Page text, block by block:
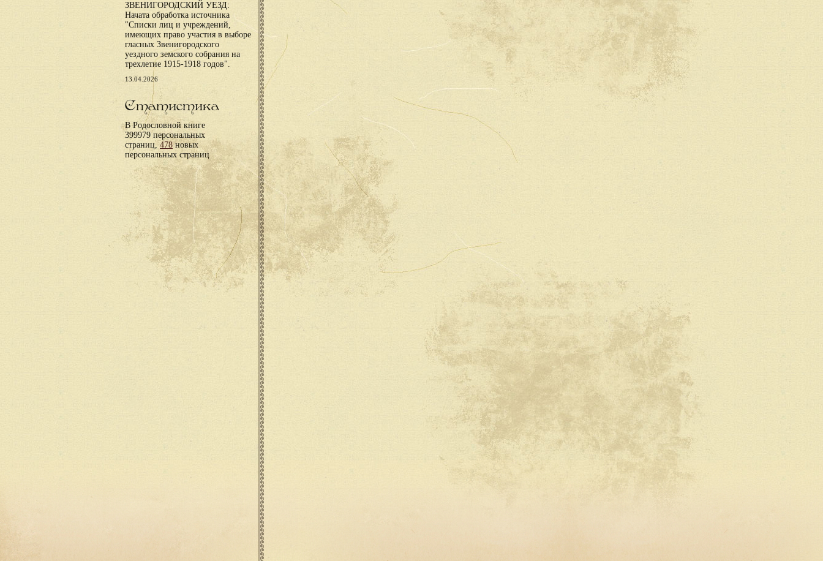
ЗВЕНИГОРОДСКИЙ УЕЗД:
Начата обработка источника
"Списки лиц и учреждений,
имеющих право участия в выборе
гласных Звенигородского
уездного земского собрания на
трехлетие 1915-1918 годов".
13.04.2026
Статистика
В Родословной книге
399979 персональных
страниц,478новых
персональных страниц